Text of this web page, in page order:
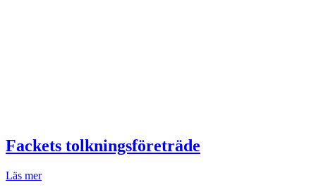
Fackets tolkningsföreträde
Läs mer